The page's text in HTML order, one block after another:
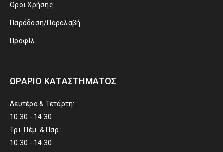
Όροι Χρήσης
Παράδοση/Παραλαβή
Προφίλ
ΩΡΆΡΙΟ ΚΑΤΑΣΤΉΜΑΤΟΣ
Δευτέρα & Τετάρτη:
10.30 - 14.30
Τρι. Πέμ. & Παρ.:
10.30 - 14.30